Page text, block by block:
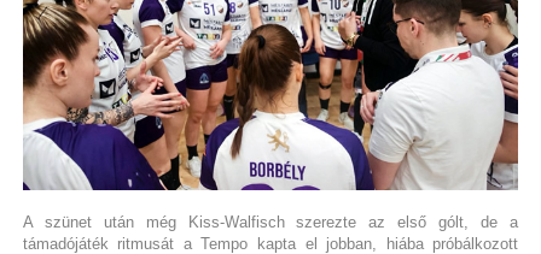
A szünet után még Kiss-Walfisch szerezte az első gólt, de a
támadójáték ritmusát a Tempo kapta el jobban, hiába próbálkozott